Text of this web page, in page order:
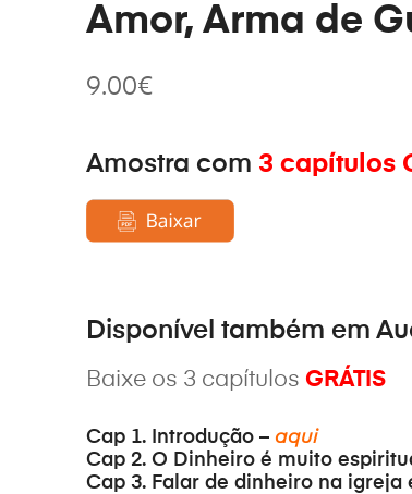
Amor, Arma de
9.00€
Amostra com 3 capítulos
Disponível também em
Baixe os 3 capítulos GRÁTIS
Cap 1. Introdução – aqui
Cap 2. O Dinheiro é muito
Cap 3. Falar de dinheiro na igreja